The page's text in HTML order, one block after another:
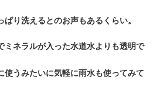
り洗えるとのお声もあるくらい。
ミネラルが入った水道水よりも透明で
使うみたいに気軽に雨水も使ってみて